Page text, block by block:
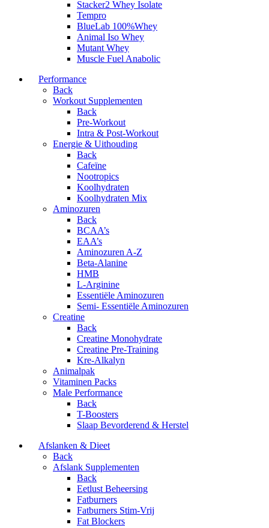
Stacker2 Whey Isolate
Tempro
BlueLab 100%Whey
Animal Iso Whey
Mutant Whey
Muscle Fuel Anabolic
Performance
Back
Workout Supplementen
Back
Pre-Workout
Intra & Post-Workout
Energie & Uithouding
Back
Cafeïne
Nootropics
Koolhydraten
Koolhydraten Mix
Aminozuren
Back
BCAA’s
EAA’s
Aminozuren A-Z
Beta-Alanine
HMB
L-Arginine
Essentiële Aminozuren
Semi- Essentiële Aminozuren
Creatine
Back
Creatine Monohydrate
Creatine Pre-Training
Kre-Alkalyn
Animalpak
Vitaminen Packs
Male Performance
Back
T-Boosters
Slaap Bevorderend & Herstel
Afslanken & Dieet
Back
Afslank Supplementen
Back
Eetlust Beheersing
Fatburners
Fatburners Stim-Vrij
Fat Blockers